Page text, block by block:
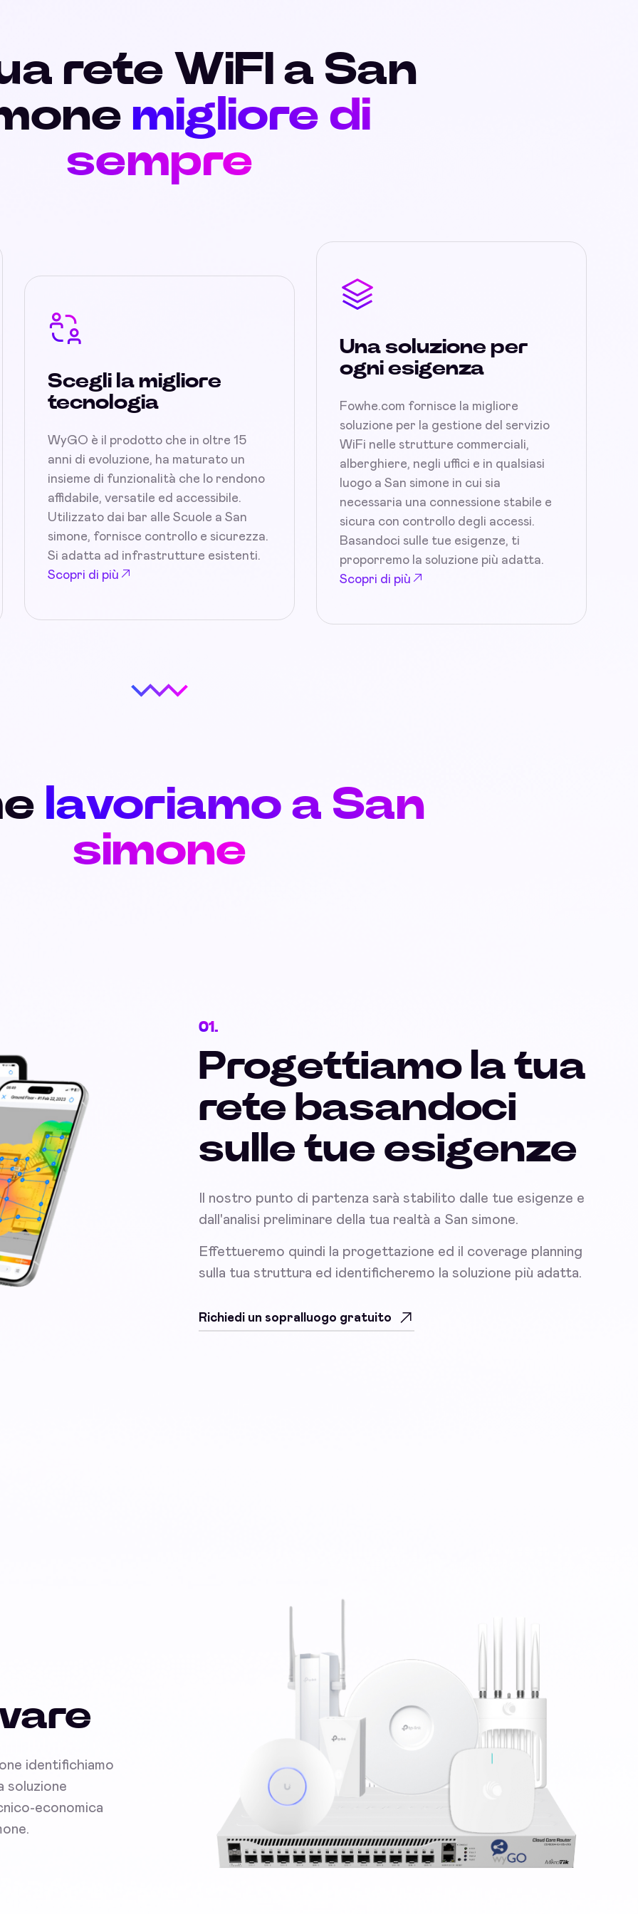
rete WiFI a San
migliore di
sempre
Scegli la migliore
tecnologia
WyGO è il prodotto che in oltre 15
anni di evoluzione, ha maturato un
insieme di funzionalità che lo rendono
affidabile, versatile ed accessibile.
Utilizzato dai bar alle Scuole a San
simone, fornisce controllo e sicurezza.
Si adatta ad infrastrutture esistenti.
Scopri di più
Una soluzione per
ogni esigenza
Fowhe.com fornisce la migliore
soluzione per la gestione del servizio
WiFi nelle strutture commerciali,
alberghiere, negli uffici e in qualsiasi
luogo a San simone in cui sia
necessaria una connessione stabile e
sicura con controllo degli accessi.
Basandoci sulle tue esigenze, ti
proporremo la soluzione più adatta.
Scopri di più
lavoriamo a San
simone
01.
Progettiamo la tua
rete basandoci
sulle tue esigenze
Il nostro punto di partenza sarà stabilito dalle tue esigenze e
dall'analisi preliminare della tua realtà a San simone.
Effettueremo quindi la progettazione ed il coverage planning
sulla tua struttura ed identificheremo la soluzione più adatta.
Richiedi un sopralluogo gratuito
identifichiamo
soluzione
economica